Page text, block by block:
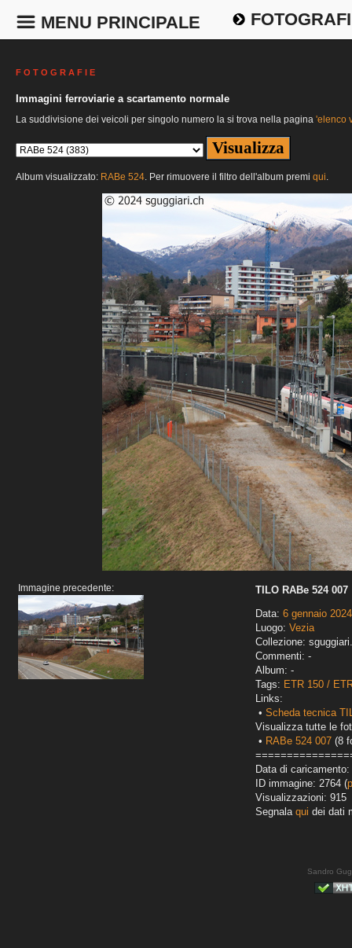
MENU PRINCIPALE
F O T O G R A F I E
Immagini ferroviarie a scartamento normale
La suddivisione dei veicoli per singolo numero la si trova nella pagina 'elenco
Album visualizzato: RABe 524. Per rimuovere il filtro dell'album premi qui.
Immagine precedente:
TILO RABe 524 007
Data: 6 gennaio 2024
Luogo: Vezia
Collezione:
Commenti: -
Album: -
Tags: ETR 150 /
Links:
• Scheda tecnica
Visualizza tutte le
• RABe 524 007 (8
Data di
ID immagine: 2764 (
Visualizzazioni: 915
Segnala qui dei dati
Sandro